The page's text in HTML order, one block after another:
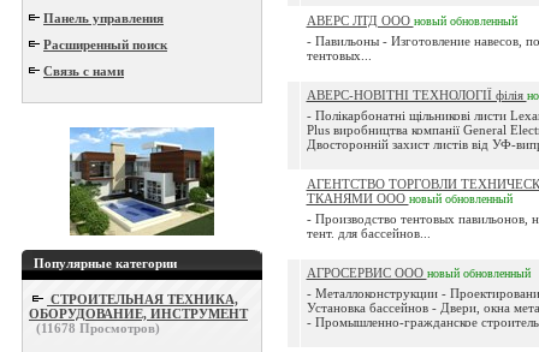
Панель управления
Расширенный поиск
Связь с нами
Популярные категории
СТРОИТЕЛЬНАЯ ТЕХНИКА,
ОБОРУДОВАНИЕ, ИНСТРУМЕНТ
(11678 Просмотров)
АВЕРС ЛТД ООО новый обновленный
- Павильоны - Изготовление навесов,
тентовых...
АВЕРС-НОВІТНІ ТЕХНОЛОГІЇ філія
- Полікарбонатні щільникові листи
Plus виробництва компанії General
Двосторонній захист листів від УФ-
АГЕНТСТВО ТОРГОВЛИ
ТКАНЯМИ ООО новый обновленный
- Производство тентовых павильонов,
тент. для бассейнов...
АГРОСЕРВИС ООО новый обновленный
- Металлоконструкции -
Установка бассейнов - Двери, окна
- Промышленно-гражданское